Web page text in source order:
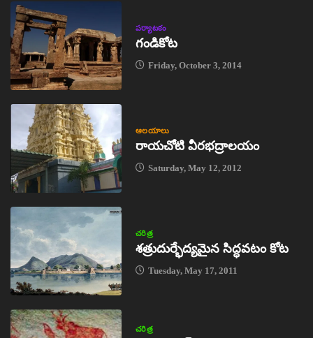
పర్యాటకం
గండికోట
Friday, October 3, 2014
ఆలయాలు
రాయచోటి వీరభద్రాలయం
Saturday, May 12, 2012
చరిత్ర
శత్రుదుర్భేద్యమైన సిద్ధవటం కోట
Tuesday, May 17, 2011
చరిత్ర